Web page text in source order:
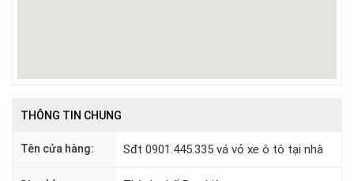
THÔNG TIN CHUNG
Tên cửa hàng: Sđt 0901.445.335 vá vỏ xe ô tô tại nhà